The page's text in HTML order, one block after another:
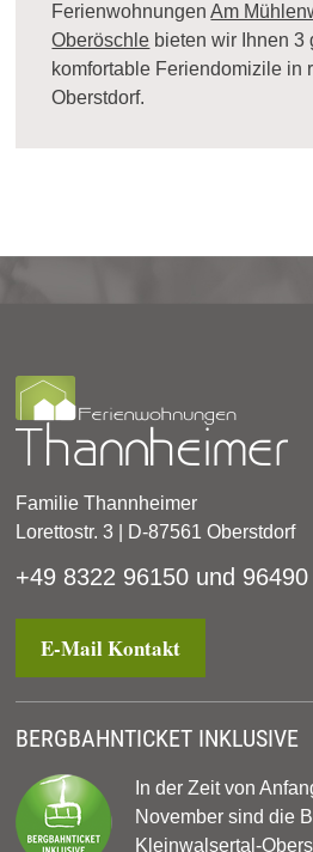
FerienwohnungenAm
Oberöschle bieten wir Ihnen 3
komfortable Feriendomizile in
Oberstdorf.
Familie Thannheimer
Lorettostr. 3 | D-87561 Oberstdorf
+49 8322 96150 und 96490
E-Mail Kontakt
BERGBAHNTICKET INKLUSIVE
In der Zeit von
November sind die
Kleinwalsertal-